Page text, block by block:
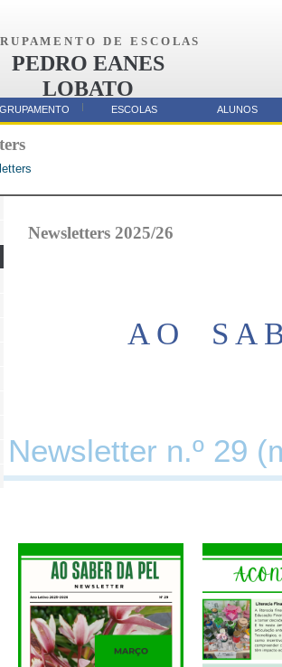
U P A M E N T O D E E S C O L A S
PEDRO EANES
LOBATO
AMORA
Newsletters 2025/26
A O S A
Newsletter n.º 29
ESCOLAS ALUNOS